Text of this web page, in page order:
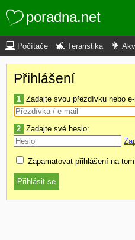
poradna.net
Počítače Teraristika
Přihlášení
1 Zadajte svou přezdívku nebo
2 Zadajte své heslo:
Zapamatovat přihlášení na